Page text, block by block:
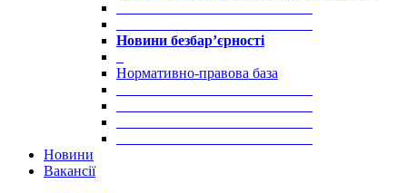
Новини безбар’єрності
Нормативно-правова база
Новини
Вакансії